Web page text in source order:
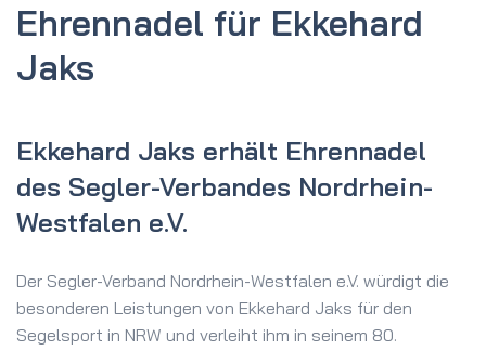
Ehrennadel für Ekkehard
Jaks
Ekkehard Jaks erhält Ehrennadel
des Segler-Verbandes Nordrhein-
Westfalen e.V.
Der Segler-Verband Nordrhein-Westfalen e.V. würdigt die
besonderen Leistungen von Ekkehard Jaks für den
Segelsport in NRW und verleiht ihm in seinem 80.